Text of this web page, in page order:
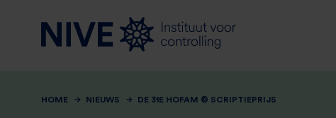
HOME NIEUWS DE 31E HOFAM ® SCRIPTIEPRIJS